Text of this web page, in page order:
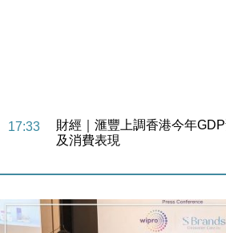
16:47
本地｜假冒內地執法人員要求
損失近6900萬元
16:05
15:47
財經｜恒隆10月換帥 玩具「
粦接任